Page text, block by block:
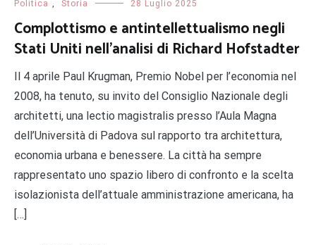
Politica , Storia 28 Luglio 2025
Complottismo e antintellettualismo negli
Stati Uniti nell’analisi di Richard Hofstadter
Il 4 aprile Paul Krugman, Premio Nobel per l’economia nel
2008, ha tenuto, su invito del Consiglio Nazionale degli
architetti, una lectio magistralis presso l’Aula Magna
dell’Università di Padova sul rapporto tra architettura,
economia urbana e benessere. La città ha sempre
rappresentato uno spazio libero di confronto e la scelta
isolazionista dell’attuale amministrazione americana, ha
[…]